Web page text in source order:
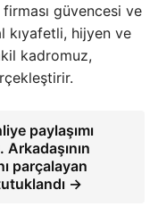
güvencesi ve
kıyafetli, hijyen ve
kadromuz,
paylaşımı
Arkadaşının
parçalayan
→